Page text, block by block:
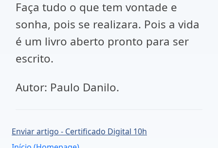
Faça tudo o que tem vontade e
sonha, pois se realizara. Pois a vida
é um livro aberto pronto para ser
escrito.
Autor: Paulo Danilo.
Enviar artigo - Certificado Digital 10h